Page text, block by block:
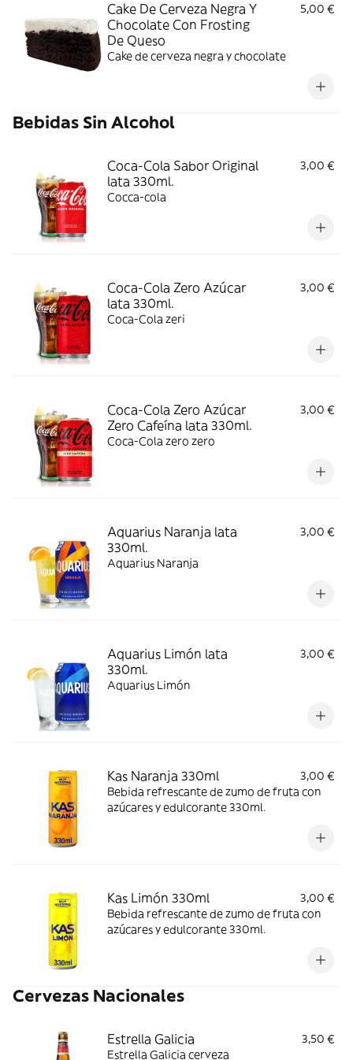
Cake De Cerveza Negra Y
Chocolate Con Frosting
De Queso
5,00 €
Cake de cerveza negra y chocolate
Bebidas Sin Alcohol
Coca-Cola Sabor Original
lata 330ml.
3,00 €
Cocca-cola
Coca-Cola Zero Azúcar
lata 330ml.
3,00 €
Coca-Cola zeri
Coca-Cola Zero Azúcar
Zero Cafeína lata 330ml.
3,00 €
Coca-Cola zero zero
Aquarius Naranja lata
330ml.
3,00 €
Aquarius Naranja
Aquarius Limón lata
330ml.
3,00 €
Aquarius Limón
Kas Naranja 330ml
3,00 €
Bebida refrescante de zumo de fruta con
azúcares y edulcorante 330ml.
Kas Limón 330ml
3,00 €
Bebida refrescante de zumo de fruta con
azúcares y edulcorante 330ml.
Cervezas Nacionales
Estrella Galicia
3,50 €
Estrella Galicia cerveza